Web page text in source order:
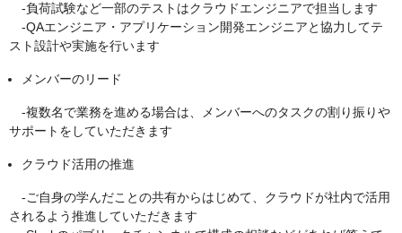
-負荷試験など一部のテストはクラウドエンジニアで担当します
-QAエンジニア・アプリケーション開発エンジニアと協力してテ
スト設計や実施を行います
メンバーのリード
-複数名で業務を進める場合は、メンバーへのタスクの割り振りや
サポートをしていただきます
クラウド活用の推進
-ご自身の学んだことの共有からはじめて、クラウドが社内で活用
されるよう推進していただきます